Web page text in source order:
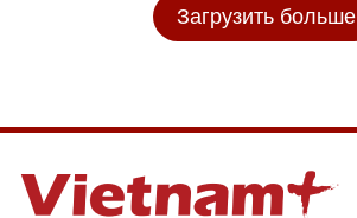
Загрузить больше